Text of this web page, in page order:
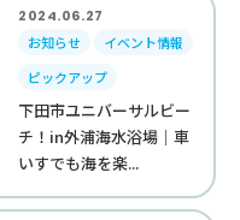
2024.06.27
お知らせ
イベント情報
ピックアップ
下田市ユニバーサルビー
チ！in外浦海水浴場｜車
いすでも海を楽...